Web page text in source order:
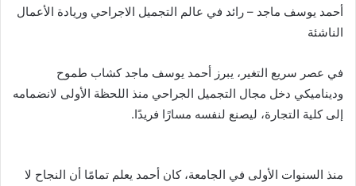
ل
د
ا
أحمد يوسف ماجد – رائد في عالم التجميل الاجراحي وريادة الأعمال
الناشئة
في عصر سريع التغير، يبرز أحمد يوسف ماجد كشاب طموح
وديناميكي دخل مجال التجميل الجراحي منذ اللحظة الأولى لانضمامه
إلى كلية التجارة، ليصنع لنفسه مسارًا فريدًا.
منذ السنوات الأولى في الجامعة، كان أحمد يعلم تمامًا أن النجاح لا